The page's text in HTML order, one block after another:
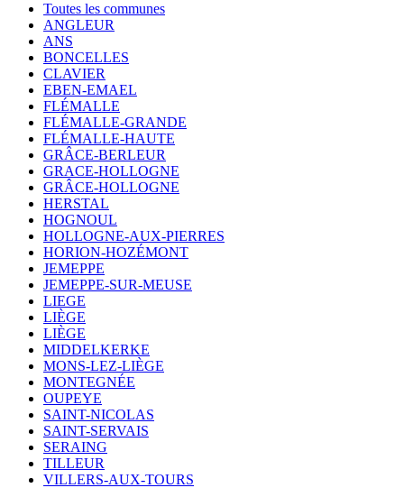
Toutes les communes
ANGLEUR
ANS
BONCELLES
CLAVIER
EBEN-EMAEL
FLÉMALLE
FLÉMALLE-GRANDE
FLÉMALLE-HAUTE
GRÂCE-BERLEUR
GRACE-HOLLOGNE
GRÂCE-HOLLOGNE
HERSTAL
HOGNOUL
HOLLOGNE-AUX-PIERRES
HORION-HOZÉMONT
JEMEPPE
JEMEPPE-SUR-MEUSE
LIEGE
LIÈGE
LIÈGE
MIDDELKERKE
MONS-LEZ-LIÈGE
MONTEGNÉE
OUPEYE
SAINT-NICOLAS
SAINT-SERVAIS
SERAING
TILLEUR
VILLERS-AUX-TOURS